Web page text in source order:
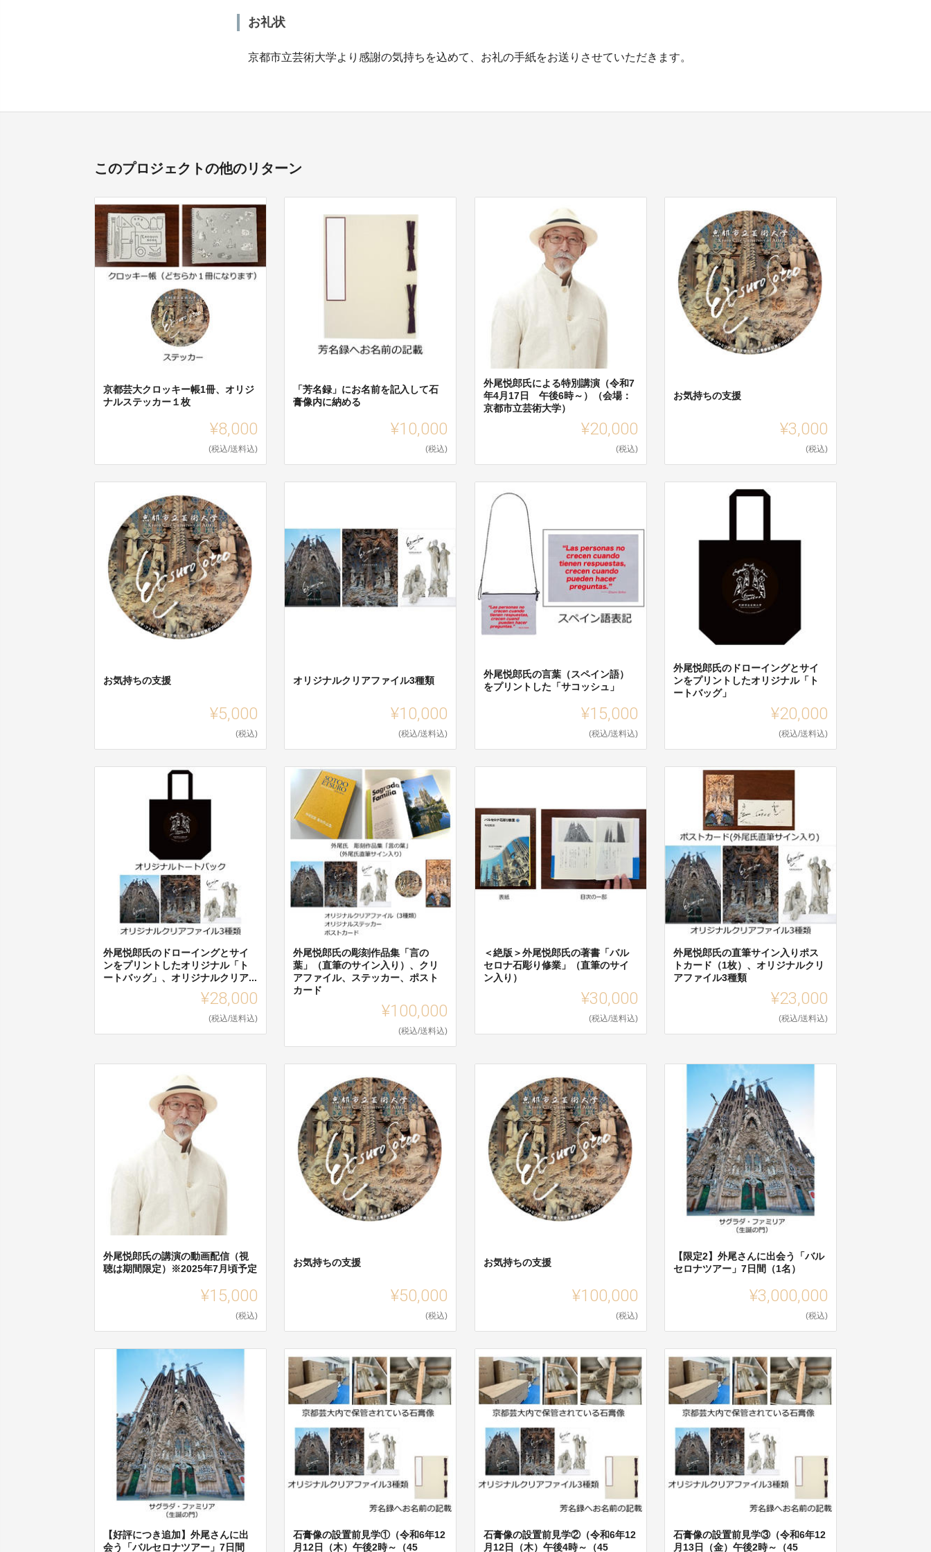
お礼状
京都市立芸術大学より感謝の気持ちを込めて、お礼の手紙をお送りさせていただきます。
このプロジェクトの他のリターン
京都芸大クロッキー帳1冊、オリジ
ナルステッカー１枚
¥8,000
(税込/送料込)
「芳名録」にお名前を記入して石
膏像内に納める
¥10,000
(税込)
外尾悦郎氏による特別講演（令和7
年4月17日 午後6時～）（会場：
京都市立芸術大学）
¥20,000
(税込)
お気持ちの支援
¥3,000
(税込)
お気持ちの支援
¥5,000
(税込)
オリジナルクリアファイル3種類
¥10,000
(税込/送料込)
外尾悦郎氏の言葉（スペイン語）
をプリントした「サコッシュ」
¥15,000
(税込/送料込)
外尾悦郎氏のドローイングとサイ
ンをプリントしたオリジナル「ト
ートバッグ」
¥20,000
(税込/送料込)
外尾悦郎氏のドローイングとサイ
ンをプリントしたオリジナル「ト
ートバッグ」、オリジナルクリア...
¥28,000
(税込/送料込)
外尾悦郎氏の彫刻作品集「言の
葉」（直筆のサイン入り）、クリ
アファイル、ステッカー、ポスト
カード
¥100,000
(税込/送料込)
＜絶版＞外尾悦郎氏の著書「バル
セロナ石彫り修業」（直筆のサイ
ン入り）
¥30,000
(税込/送料込)
外尾悦郎氏の直筆サイン入りポス
トカード（1枚）、オリジナルクリ
アファイル3種類
¥23,000
(税込/送料込)
外尾悦郎氏の講演の動画配信（視
聴は期間限定）※2025年7月頃予定
¥15,000
(税込)
お気持ちの支援
¥50,000
(税込)
お気持ちの支援
¥100,000
(税込)
【限定2】外尾さんに出会う「バル
セロナツアー」7日間（1名）
¥3,000,000
(税込)
【好評につき追加】外尾さんに出
会う「バルセロナツアー」7日間
石膏像の設置前見学①（令和6年12
月12日（木）午後2時～（45
石膏像の設置前見学②（令和6年12
月12日（木）午後4時～（45
石膏像の設置前見学③（令和6年12
月13日（金）午後2時～（45